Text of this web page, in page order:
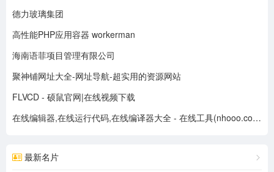
德力玻璃集团
高性能PHP应用容器 workerman
海南语菲项目管理有限公司
聚神铺网址大全-网址导航-超实用的资源网站
FLVCD - 硕鼠官网|在线视频下载
在线编辑器,在线运行代码,在线编译器大全 - 在线工具(nhooo.com)
最新名片